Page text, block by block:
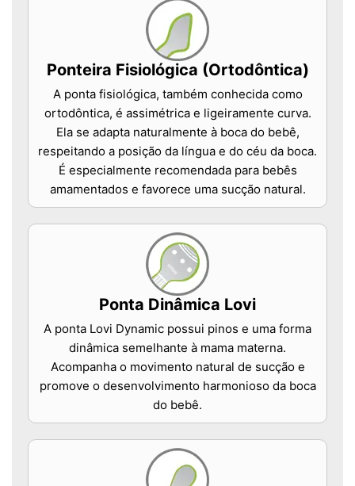
Ponteira Fisiológica (Ortodôntica)
A ponta fisiológica, também conhecida como
ortodôntica, é assimétrica e ligeiramente curva.
Ela se adapta naturalmente à boca do bebê,
respeitando a posição da língua e do céu da boca.
É especialmente recomendada para bebês
amamentados e favorece uma sucção natural.
Ponta Dinâmica Lovi
A ponta Lovi Dynamic possui pinos e uma forma
dinâmica semelhante à mama materna.
Acompanha o movimento natural de sucção e
promove o desenvolvimento harmonioso da boca
do bebê.